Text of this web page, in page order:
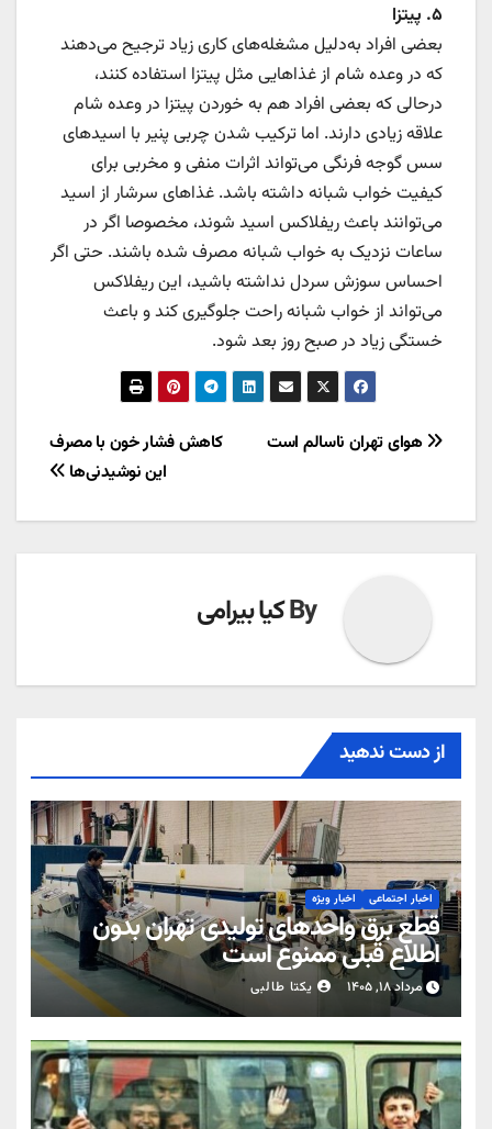
۵. پیتزا
بعضی افراد به‌دلیل مشغله‌های کاری زیاد ترجیح می‌دهند
که در وعده شام از غذاهایی مثل پیتزا استفاده کنند،
درحالی که بعضی افراد هم به خوردن پیتزا در وعده شام
علاقه زیادی دارند. اما ترکیب شدن چربی پنیر با اسیدهای
سس گوجه فرنگی می‌تواند اثرات منفی و مخربی برای
کیفیت خواب شبانه داشته باشد. غذاهای سرشار از اسید
می‌توانند باعث ریفلاکس اسید شوند، مخصوصا اگر در
ساعات نزدیک به خواب شبانه مصرف شده باشند. حتی اگر
احساس سوزش سردل نداشته باشید، این ریفلاکس
می‌تواند از خواب شبانه راحت جلوگیری کند و باعث
خستگی زیاد در صبح روز بعد شود.
راهبری
کاهش فشار خون با مصرف
این نوشیدنی‌ها
هوای تهران ناسالم است
Byکیا بیرامی
از دست ندهید
اخبار اجتماعی اخبار ویژه
قطع برق واحدهای تولیدی تهران بدون
اطلاع قبلی ممنوع است
مرداد ۱۸, ۱۴۰۵ یکتا طالبی